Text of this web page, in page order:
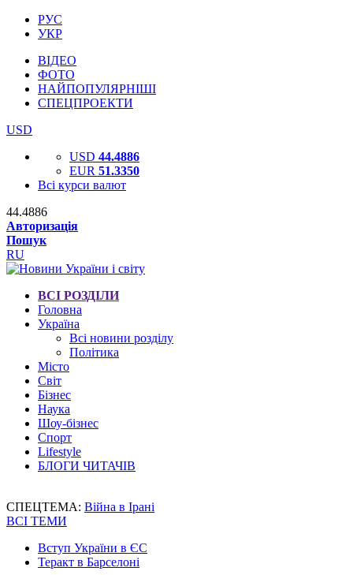
РУС
УКР
ВІДЕО
ФОТО
НАЙПОПУЛЯРНІШІ
СПЕЦПРОЕКТИ
USD
USD 44.4886
EUR 51.3350
Всі курси валют
44.4886
Авторизація
Пошук
RU
ВСІ РОЗДІЛИ
Головна
Україна
Всі новини розділу
Політика
Місто
Світ
Бізнес
Наука
Шоу-бізнес
Спорт
Lifestyle
БЛОГИ ЧИТАЧІВ
СПЕЦТЕМА: Війна в Ірані
ВСІ ТЕМИ
Вступ України в ЄС
Теракт в Барселоні